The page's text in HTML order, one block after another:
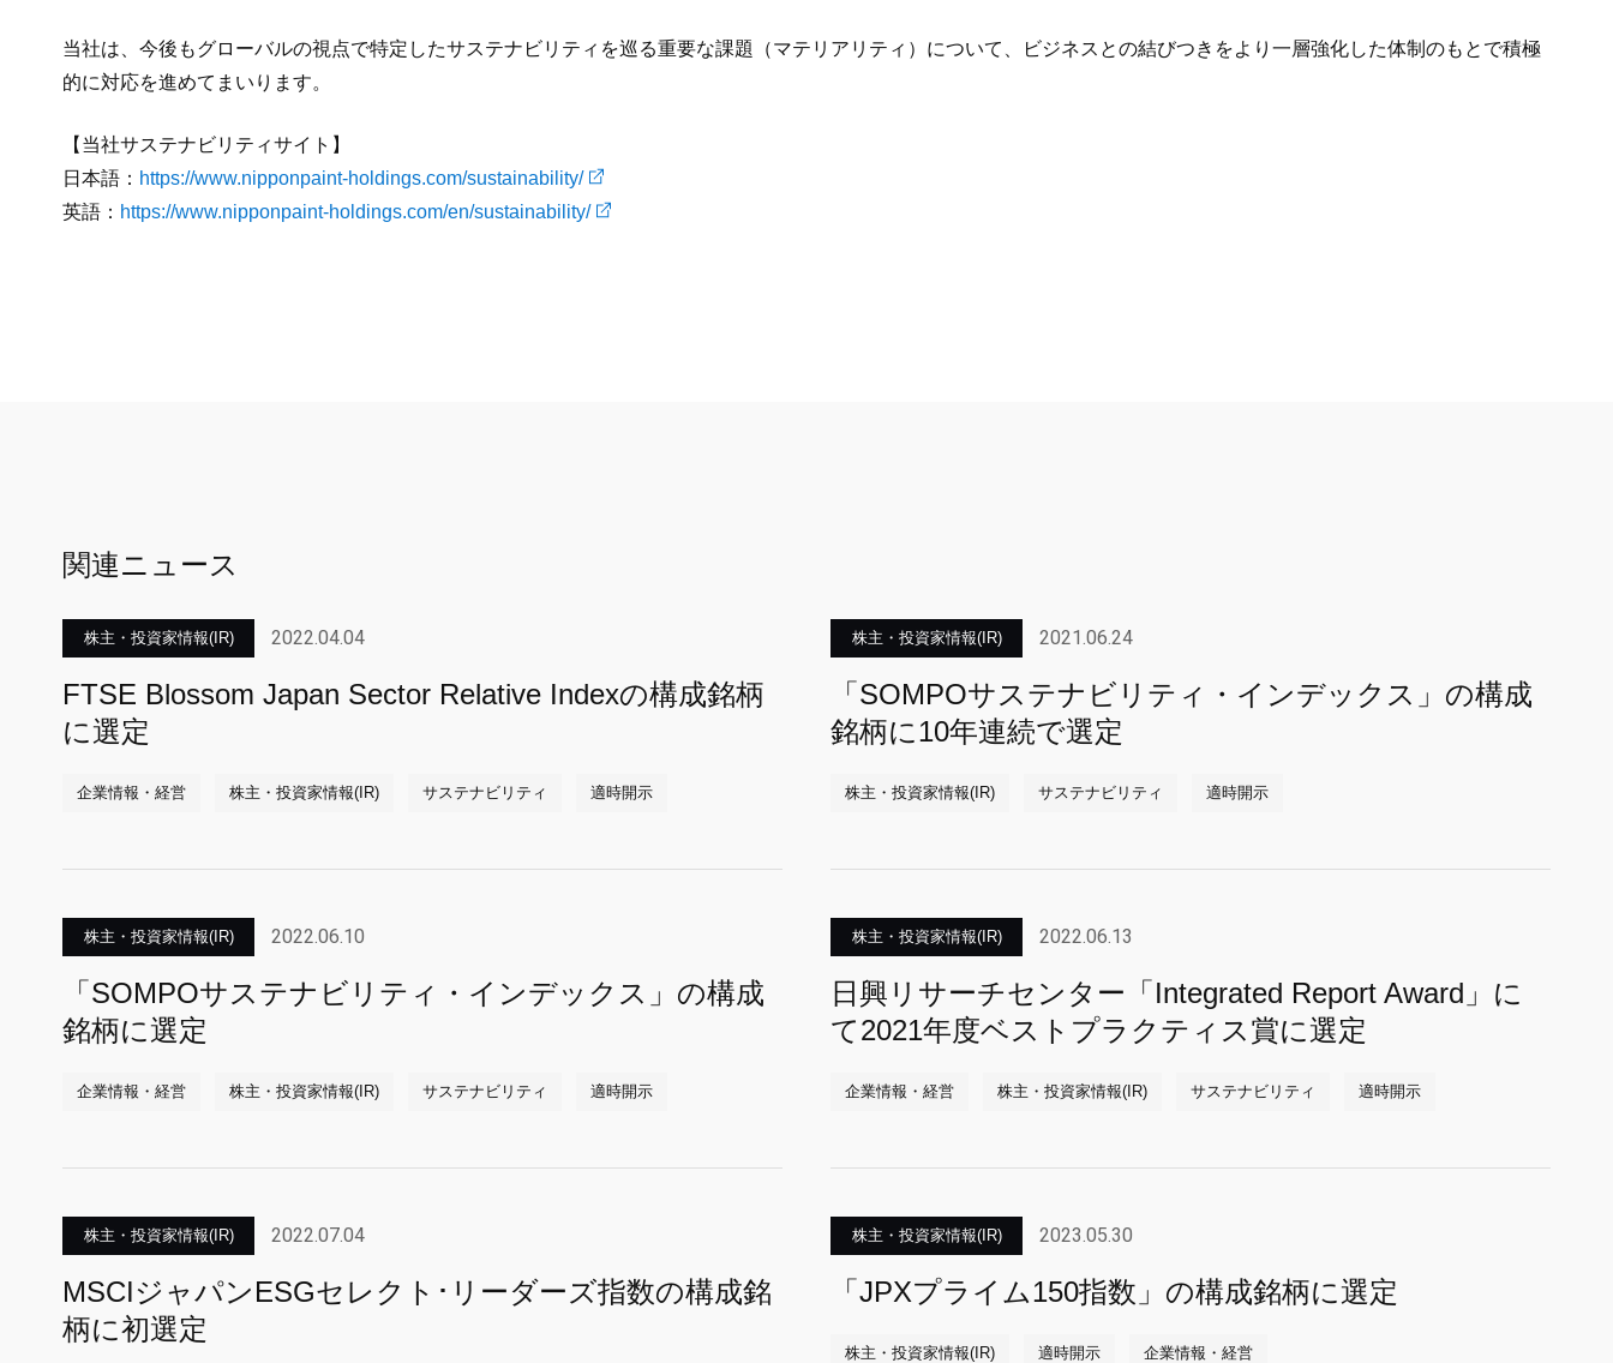
当社は、今後もグローバルの視点で特定したサステナビリティを巡る重要な課題（マテリアリティ）について、ビジネスとの結びつきをより一層強化した体制のもとで積極
的に対応を進めてまいります。
【当社サステナビリティサイト】
日本語： https://www.nipponpaint-holdings.com/sustainability/
英語： https://www.nipponpaint-holdings.com/en/sustainability/
関連ニュース
株主・投資家情報(IR) 2022.04.04
FTSE Blossom Japan Sector Relative Indexの構成銘柄
に選定
企業情報・経営 株主・投資家情報(IR) サステナビリティ 適時開示
株主・投資家情報(IR) 2021.06.24
「SOMPOサステナビリティ・インデックス」の構成
銘柄に10年連続で選定
株主・投資家情報(IR) サステナビリティ 適時開示
株主・投資家情報(IR) 2022.06.10
「SOMPOサステナビリティ・インデックス」の構成
銘柄に選定
企業情報・経営 株主・投資家情報(IR) サステナビリティ 適時開示
株主・投資家情報(IR) 2022.06.13
日興リサーチセンター「Integrated Report Award」に
て2021年度ベストプラクティス賞に選定
企業情報・経営 株主・投資家情報(IR) サステナビリティ 適時開示
株主・投資家情報(IR) 2022.07.04
MSCIジャパンESGセレクト･リーダーズ指数の構成銘
柄に初選定
株主・投資家情報(IR) 2023.05.30
「JPXプライム150指数」の構成銘柄に選定
株主・投資家情報(IR) 適時開示 企業情報・経営